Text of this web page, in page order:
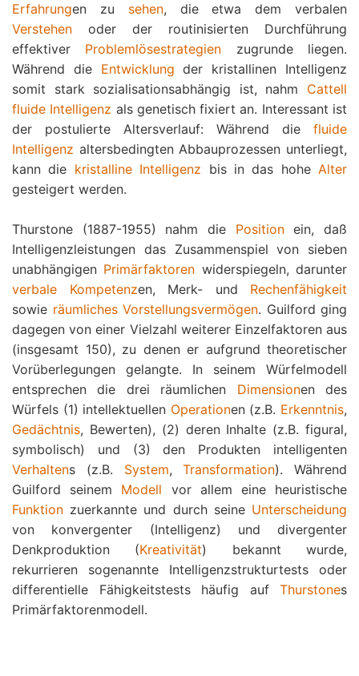
Erfahrungen zu sehen, die etwa dem verbalen
Verstehen oder der routinisierten Durchführung
effektiver Problemlösestrategien zugrunde liegen.
Während die Entwicklung der kristallinen Intelligenz
somit stark sozialisationsabhängig ist, nahm Cattell
fluide Intelligenz als genetisch fixiert an. Interessant ist
der postulierte Altersverlauf: Während die fluide
Intelligenz altersbedingten Abbauprozessen unterliegt,
kann die kristalline Intelligenz bis in das hohe Alter
gesteigert werden.
Thurstone (1887-1955) nahm die Positionein, daß
Intelligenzleistungen das Zusammenspiel von sieben
unabhängigen Primärfaktoren widerspiegeln, darunter
verbale Kompetenzen, Merk- und Rechenfähigkeit
sowie räumliches Vorstellungsvermögen. Guilford ging
dagegen von einer Vielzahl weiterer Einzelfaktoren aus
(insgesamt 150), zu denen er aufgrund theoretischer
Vorüberlegungen gelangte. In seinem Würfelmodell
entsprechen die drei räumlichen Dimensionen des
Würfels (1) intellektuellen Operationen (z.B. Erkenntnis,
Gedächtnis, Bewerten), (2) deren Inhalte (z.B. figural,
symbolisch) und (3) den Produkten intelligenten
Verhaltens (z.B. System,Transformation). Während
Guilford seinem Modell vor allem eine heuristische
Funktion zuerkannte und durch seine Unterscheidung
von konvergenter (Intelligenz) und divergenter
Denkproduktion (Kreativität) bekannt wurde,
rekurrieren sogenannte Intelligenzstrukturtests oder
differentielle Fähigkeitstests häufig auf Thurstones
Primärfaktorenmodell.